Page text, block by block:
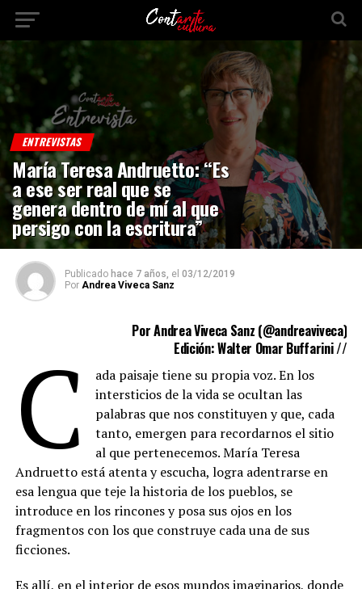
ENTREVISTAS
María Teresa Andruetto: “Es
a ese ser real que se
genera dentro de mí al que
persigo con la escritura”
Publicado hace 7 años, el 03/12/2019
Por Andrea Viveca Sanz
Por Andrea Viveca Sanz (@andreaviveca)
Edición: Walter Omar Buffarini //
C
ada paisaje tiene su propia voz. En los
intersticios de la vida se ocultan las
palabras que nos constituyen y que, cada
tanto, emergen para recordarnos el sitio
al que pertenecemos. María Teresa
Andruetto está atenta y escucha, logra adentrarse en
esa lengua que teje la historia de los pueblos, se
introduce en los rincones y posa sus ojos en los
fragmentos con los que construye cada una de sus
ficciones.
Es allí, en el interior de esos mundos imaginarios, donde